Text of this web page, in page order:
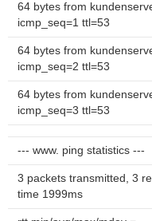
64 bytes from
icmp_seq=1 ttl=53
64 bytes from
icmp_seq=2 ttl=53
64 bytes from
icmp_seq=3 ttl=53
--- www. ping statistics ---
3 packets transmitted, 3
time 1999ms